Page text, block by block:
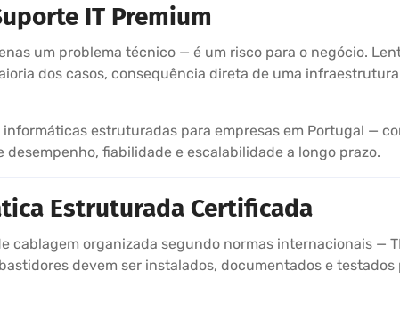
IT Premium
um problema técnico — é um risco para o negócio.
dos casos, consequência direta de uma
estruturadas para empresas em Portugal —
fiabilidade e escalabilidade a longo prazo.
Estruturada Certificada
organizada segundo normas internacionais —
devem ser instalados, documentados e